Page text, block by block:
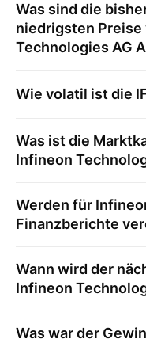
Was sind die
niedrigsten Preise
Technologies AG
Wie volatil ist die
Was ist die
Infineon
Werden für
Finanzberichte
Wann wird der
Infineon
Was war der